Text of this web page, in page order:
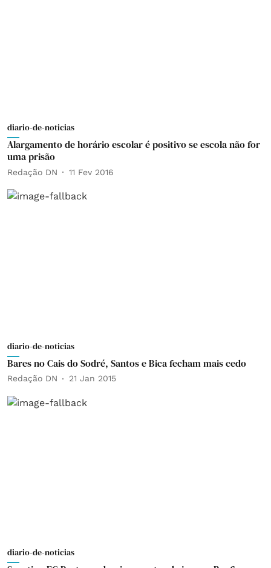
diario-de-noticias
Alargamento de horário escolar é positivo se escola não for
uma prisão
Redação DN 11 Fev 2016
diario-de-noticias
Bares no Cais do Sodré, Santos e Bica fecham mais cedo
Redação DN 21 Jan 2015
diario-de-noticias